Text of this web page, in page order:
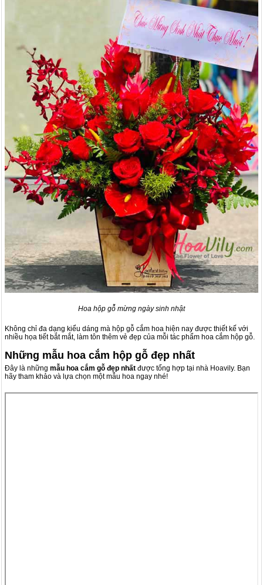
Hoa hộp gỗ mừng ngày sinh nhật
Không chỉ đa dạng kiểu dáng mà hộp gỗ cắm hoa hiện nay được thiết kế với
nhiều họa tiết bắt mắt, làm tôn thêm vẻ đẹp của mỗi tác phẩm hoa cắm hộp gỗ.
Những mẫu hoa cắm hộp gỗ đẹp nhất
Đây là những mẫu hoa cắm gỗ đẹp nhất được tổng hợp tại nhà Hoavily. Bạn
hãy tham khảo và lựa chọn một mẫu hoa ngay nhé!